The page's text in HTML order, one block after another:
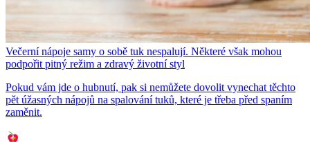
Večerní nápoje samy o sobě tuk nespalují. Některé však mohou
podpořit pitný režim a zdravý životní styl
Pokud vám jde o hubnutí, pak si nemůžete dovolit vynechat těchto
pět úžasných nápojů na spalování tuků, které je třeba před spaním
zaměnit.